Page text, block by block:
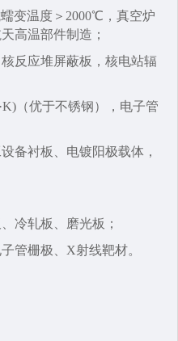
变温度＞2000℃，真空炉
高温部件制造；
反应堆屏蔽板，核电站辐
（优于不锈钢），电子管
备衬板、电镀阳极载体，
冷轧板、磨光板；
管栅极、X射线靶材。